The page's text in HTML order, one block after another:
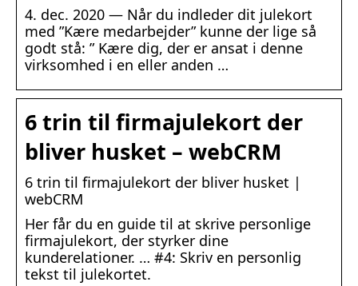
4. dec. 2020 — Når du indleder dit julekort
med ”Kære medarbejder” kunne der lige så
godt stå: ” Kære dig, der er ansat i denne
virksomhed i en eller anden …
6 trin til firmajulekort der
bliver husket – webCRM
6 trin til firmajulekort der bliver husket |
webCRM
Her får du en guide til at skrive personlige
firmajulekort, der styrker dine
kunderelationer. … #4: Skriv en personlig
tekst til julekortet.